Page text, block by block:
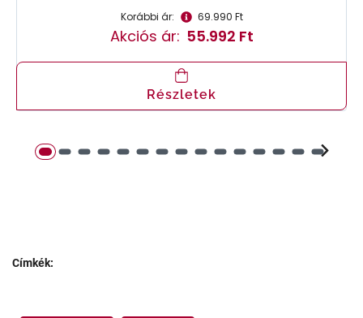
Korábbi ár: 69.990 Ft
Akciós ár: 55.992 Ft
Részletek
Címkék: